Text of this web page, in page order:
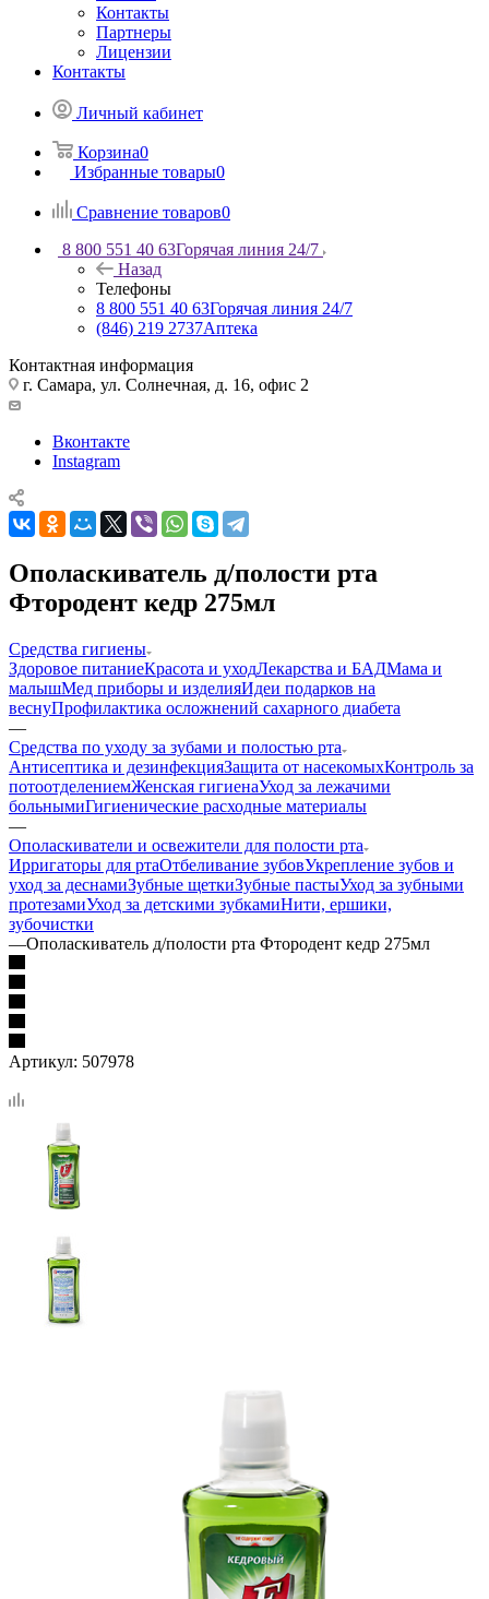
Контакты
Партнеры
Лицензии
Контакты
Личный кабинет
Корзина0
Избранные товары0
Сравнение товаров0
8 800 551 40 63Горячая линия 24/7
Назад
Телефоны
8 800 551 40 63Горячая линия 24/7
(846) 219 2737Аптека
Контактная информация
г. Самара, ул. Солнечная, д. 16, офис 2
Вконтакте
Instagram
Ополаскиватель д/полости рта
Фтородент кедр 275мл
Средства гигиены
Здоровое питаниеКрасота и уходЛекарства и БАДМама и
малышМед приборы и изделияИдеи подарков на
веснуПрофилактика осложнений сахарного диабета
—
Средства по уходу за зубами и полостью рта
Антисептика и дезинфекцияЗащита от насекомыхКонтроль за
потоотделениемЖенская гигиенаУход за лежачими
больнымиГигиенические расходные материалы
—
Ополаскиватели и освежители для полости рта
Ирригаторы для ртаОтбеливание зубовУкрепление зубов и
уход за деснамиЗубные щеткиЗубные пастыУход за зубными
протезамиУход за детскими зубкамиНити, ершики,
зубочистки
—Ополаскиватель д/полости рта Фтородент кедр 275мл
Артикул: 507978